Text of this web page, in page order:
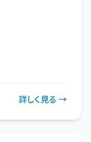
詳しく見る →